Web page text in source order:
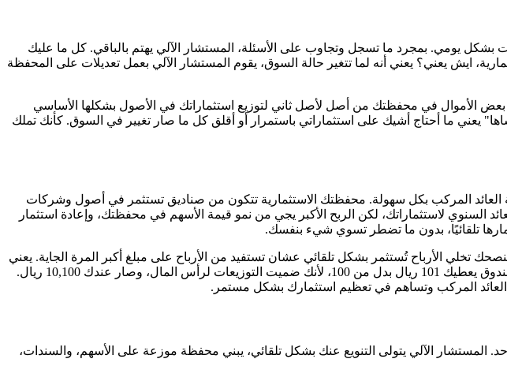
بشكل يومي. بمجرد ما تسجل وتجاوب على الأسئلة، المستشار الآلي يهتم بالباقي. كل ما عليك
ايش يعني؟ يعني أنه لما تتغير حالة السوق، يقوم المستشار الآلي بعمل تعديلات على المحفظة
الأموال في محفظتك من أصل لأصل ثاني لتوزيع استثماراتك في الأصول بشكلها الأساسي
يعني ما أحتاج أشيك على استثماراتي باستمرار أو أقلق كل ما صار تغيير في السوق. كأنك تملك
العائد المركب بكل سهولة. محفظتك الاستثمارية تتكون من صناديق تستثمر في أصول وشركات
لاستثماراتك، لكن الربح الأكبر يجي من نمو قيمة الأسهم في محفظتك، وإعادة استثمار
تلقائيًا، بدون ما تضطر تسوي شيء بنفسك.
تخلي الأرباح تُستثمر بشكل تلقائي عشان تستفيد من الأرباح على مبلغ أكبر المرة الجاية. يعني
لو استثمرت في البداية 10,000 ريال وجاك توزيعات ب100 ريال (مثلاً بنسبة 1% كل ربع سنة)، المرة الجاية الصندوق يعطيك 101 ريال بدل من 100، لأنك ضميت التوزيعات لرأس المال، وصار عندك 10,100 ريال.
المركب وتساهم في تعظيم استثمارك بشكل مستمر.
المستشار الآلي يتولى التنويع عنك بشكل تلقائي، يبني محفظة موزعة على الأسهم، والسندات،